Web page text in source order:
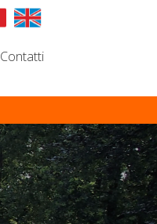
Contatti